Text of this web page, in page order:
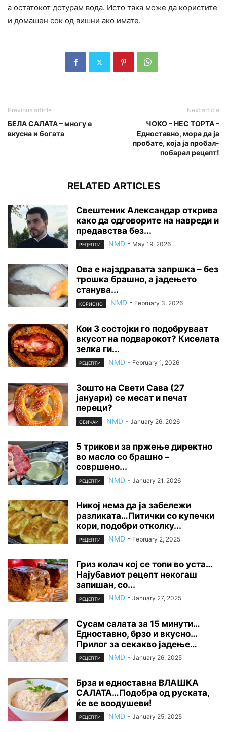
а остатокот дотурам вода. Исто така може да користите
и домашен сок од вишни ако имате.
Previous article
БЕЛА САЛАТА – многу е
вкусна и богата
Next article
ЧОКО – НЕС ТОРТА –
Едноставно, мора да ја
пробате, која ја пробал-
побарал рецепт!
RELATED ARTICLES
Свештеник Александар открива
како да одговорите на навреди и
предавства без...
РЕЦЕПТИ NMD - May 19, 2026
Ова е најздравата запршка – без
трошка брашно, а јадењето
станува...
КОРИСНО NMD - February 3, 2026
Кои 3 состојки го подобруваат
вкусот на подварокот? Киселата
зелка ги...
РЕЦЕПТИ NMD - February 1, 2026
Зошто на Свети Сава (27
јануари) се месат и печат
переци?
ОБИЧАИ NMD - January 26, 2026
5 трикови за пржење директно
во масло со брашно –
совршено...
РЕЦЕПТИ NMD - January 21, 2026
Никој нема да ја забележи
разликата…Питички со купечки
кори, подобри отколку...
РЕЦЕПТИ NMD - February 2, 2025
Гриз колач кој се топи во уста…
Најубавиот рецепт некогаш
запишан, со...
РЕЦЕПТИ NMD - January 27, 2025
Сусам салата за 15 минути…
Едноставно, брзо и вкусно…
Прилог за секакво јадење…
РЕЦЕПТИ NMD - January 26, 2025
Брза и едноставна ВЛАШКА
САЛАТА…Подобра од руската,
ќе ве воодушеви!
РЕЦЕПТИ NMD - January 25, 2025